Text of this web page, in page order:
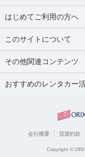
はじめてご利用の方へ
このサイトについて
その他関連コンテンツ
おすすめのレンタカー
会社概要 貸渡約款
Copyright ©